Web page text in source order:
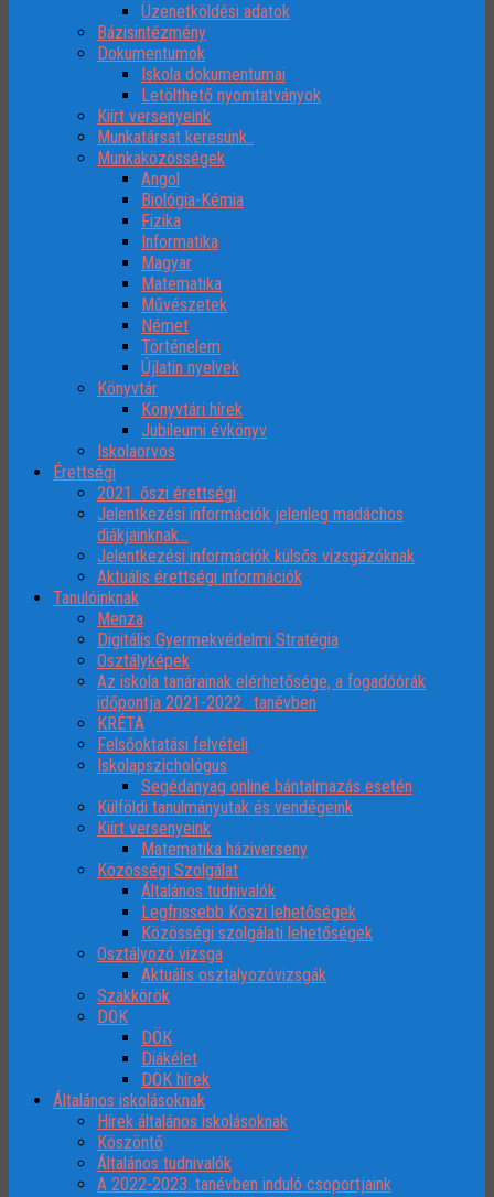
Üzenetköldési adatok
Bázisintézmény
Dokumentumok
Iskola dokumentumai
Letölthető nyomtatványok
Kiírt versenyeink
Munkatársat keresünk..
Munkaközösségek
Angol
Biológia-Kémia
Fizika
Informatika
Magyar
Matematika
Művészetek
Német
Történelem
Újlatin nyelvek
Könyvtár
Könyvtári hírek
Jubileumi évkönyv
Iskolaorvos
Érettségi
2021. őszi érettségi
Jelentkezési információk jelenleg madáchos
diákjainknak…
Jelentkezési információk külsős vizsgázóknak
Aktuális érettségi információk
Tanulóinknak
Menza
Digitális Gyermekvédelmi Stratégia
Osztályképek
Az iskola tanárainak elérhetősége, a fogadóórák
időpontja 2021-2022. tanévben
KRÉTA
Felsőoktatási felvételi
Iskolapszichológus
Segédanyag online bántalmazás esetén
Külföldi tanulmányutak és vendégeink
Kiírt versenyeink
Matematika háziverseny
Közösségi Szolgálat
Általános tudnivalók
Legfrissebb Köszi lehetőségek
Közösségi szolgálati lehetőségek
Osztályozó vizsga
Aktuális osztalyozóvizsgák
Szakkörök
DÖK
DÖK
Diákélet
DÖK hírek
Általános iskolásoknak
Hírek általános iskolásoknak
Köszöntő
Általános tudnivalók
A 2022-2023. tanévben induló csoportjaink